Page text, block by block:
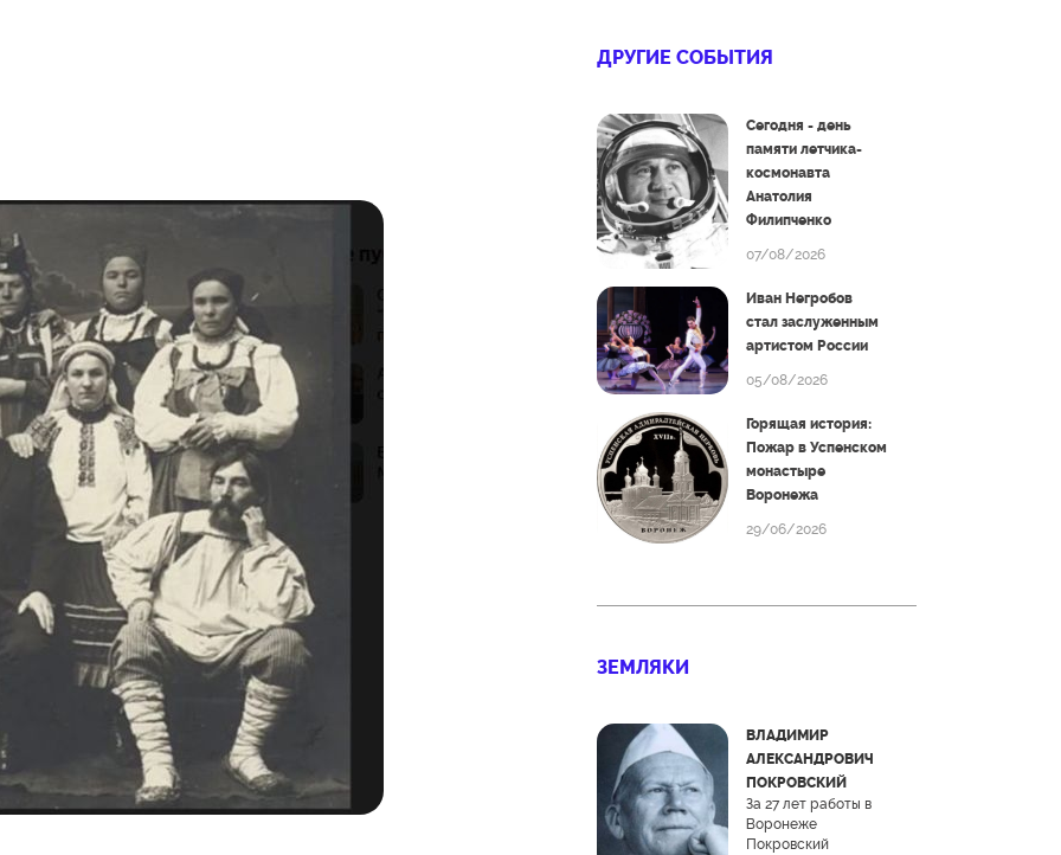
ДРУГИЕ СОБЫТИЯ
Сегодня - день
памяти летчика-
космонавта
Анатолия
Филипченко
07/08/2026
Иван Негробов
стал заслуженным
артистом России
05/08/2026
Горящая история:
Пожар в Успенском
монастыре
Воронежа
29/06/2026
ЗЕМЛЯКИ
ВЛАДИМИР
АЛЕКСАНДРОВИЧ
ПОКРОВСКИЙ
За 27 лет работы в
Воронеже
Покровский